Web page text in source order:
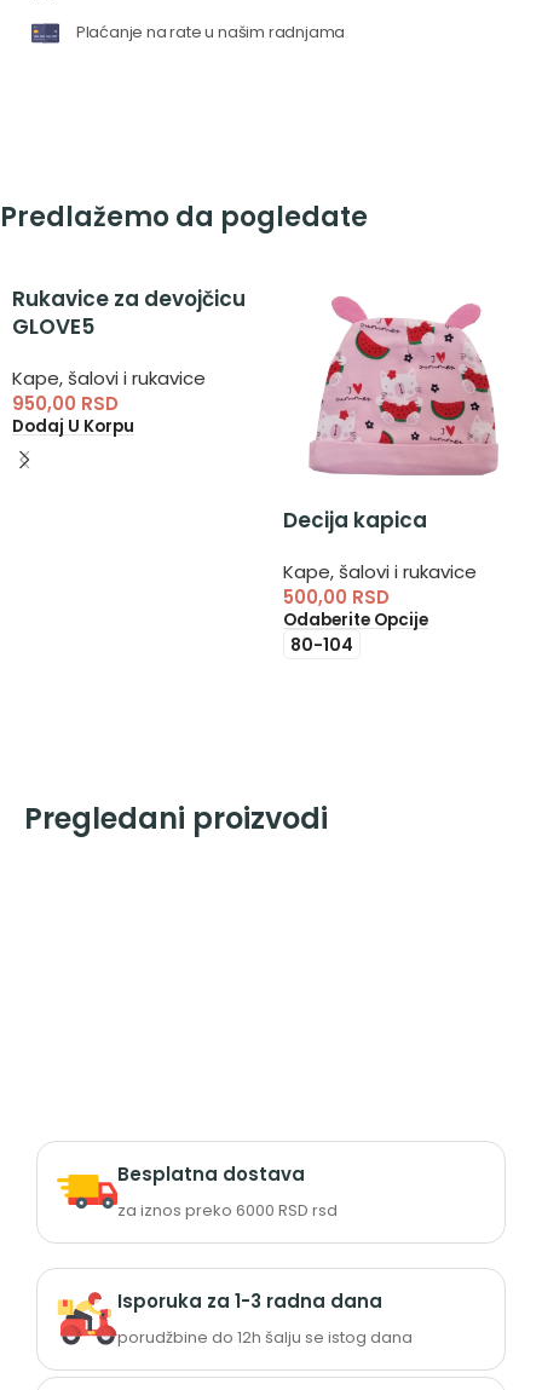
Plaćanje na rate u našim radnjama
Predlažemo da pogledate
Rukavice za devojčicu
GLOVE5
Kape, šalovi i rukavice
950,00 RSD
Dodaj U Korpu
Decija kapica
Kape, šalovi i rukavice
500,00 RSD
Odaberite Opcije
80-104
Pregledani proizvodi
Besplatna dostava
za iznos preko 6000 RSD rsd
Isporuka za 1-3 radna dana
porudžbine do 12h šalju se istog dana